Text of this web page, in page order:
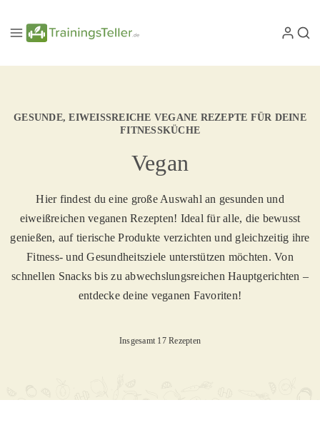
GESUNDE, EIWEISSREICHE VEGANE REZEPTE FÜR DEINE F
ITNESSKÜCHE
Vegan
Hier findest du eine große Auswahl an gesunden und
eiweißreichen veganen Rezepten! Ideal für alle, die bewusst
genießen, auf tierische Produkte verzichten und gleichzeitig ihre
Fitness- und Gesundheitsziele unterstützen möchten. Von
schnellen Snacks bis zu abwechslungsreichen Hauptgerichten –
entdecke deine veganen Favoriten!
Insgesamt 17 Rezepten